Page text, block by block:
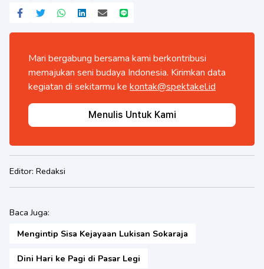
Mari bergabung bersama kami berkontribusi
memajukan seni budaya Indonesia. Kirimkan data
kegiatan di sekitarmu ke kontak@spektakel.id
Menulis Untuk Kami
Editor: Redaksi
Baca Juga:
Mengintip Sisa Kejayaan Lukisan Sokaraja
Dini Hari ke Pagi di Pasar Legi